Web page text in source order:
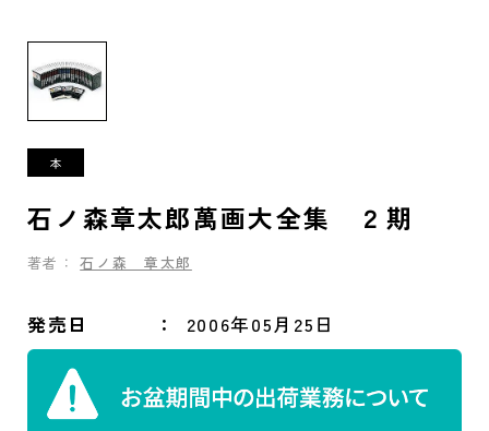
石ノ森章太郎萬画大全集 ２期
著者： 石ノ森 章太郎
発売日 2006年05月25日